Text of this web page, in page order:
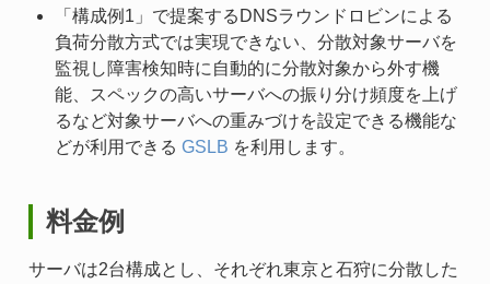
「構成例1」で提案するDNSラウンドロビンによる
負荷分散方式では実現できない、分散対象サーバを
監視し障害検知時に自動的に分散対象から外す機
能、スペックの高いサーバへの振り分け頻度を上げ
るなど対象サーバへの重みづけを設定できる機能な
どが利用できる GSLB を利用します。
料金例
サーバは2台構成とし、それぞれ東京と石狩に分散した